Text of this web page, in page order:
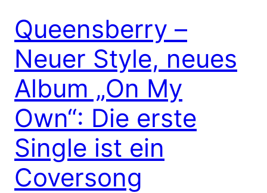
Queensberry –
Neuer Style, neues
Album „On My
Own“: Die erste
Single ist ein
Coversong